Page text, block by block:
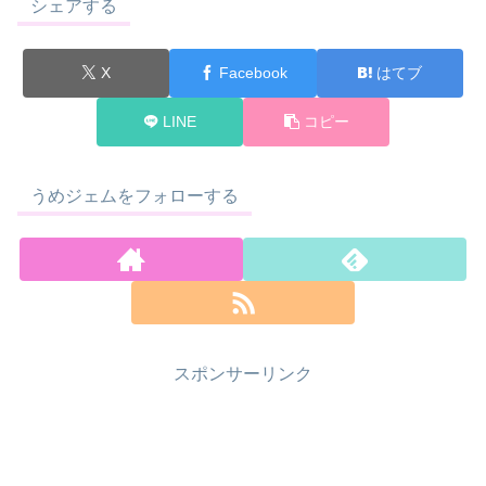
シェアする
X Facebook はてブ
LINE コピー
うめジェムをフォローする
スポンサーリンク